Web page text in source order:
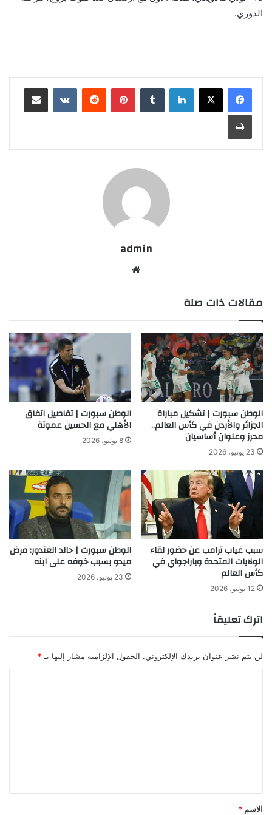
الدوري.
لينكدإن بينتيريست مشاركة عبر البريد
طباعة
admin
مقالات ذات صلة
الوطن سبورت | تشكيل مباراة
الجزائر والأردن في كأس العالم..
محرز وعلوان أساسيان
23 يونيو، 2026
الوطن سبورت | تفاصيل اتفاق
الأهلي مع الحسين عموتة
8 يونيو، 2026
سبب غياب ترامب عن حضور لقاء
الولايات المتحدة وباراجواي في
كأس العالم
12 يونيو، 2026
الوطن سبورت | خالد الغندور: مرض
ميدو بسبب خوفه على ابنه
23 يونيو، 2026
اترك تعليقاً
لن يتم نشر عنوان بريدك الإلكتروني. الحقول الإلزامية مشار إليها بـ *
*
الاسم *